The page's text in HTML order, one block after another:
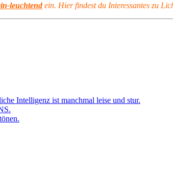
leuchtendein. Hier findest du Interessantes zu
Intelligenz ist manchmal leise und stur.